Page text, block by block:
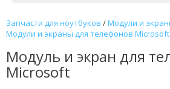
Запчасти для ноутбуков /Модули и
Модули и экраны для телефонов Microsoft
Модуль и экран для
Microsoft